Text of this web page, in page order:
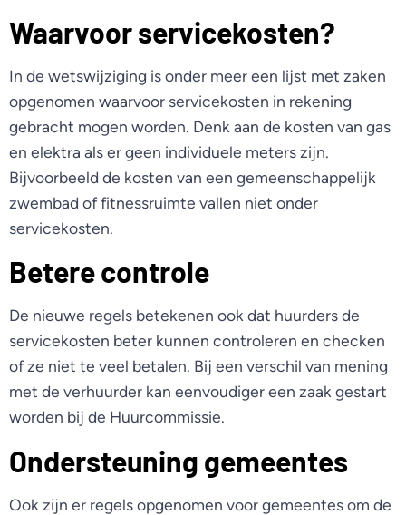
Waarvoor servicekosten?
In de wetswijziging is onder meer een lijst met zaken
opgenomen waarvoor servicekosten in rekening
gebracht mogen worden. Denk aan de kosten van gas
en elektra als er geen individuele meters zijn.
Bijvoorbeeld de kosten van een gemeenschappelijk
zwembad of fitnessruimte vallen niet onder
servicekosten.
Betere controle
De nieuwe regels betekenen ook dat huurders de
servicekosten beter kunnen controleren en checken
of ze niet te veel betalen. Bij een verschil van mening
met de verhuurder kan eenvoudiger een zaak gestart
worden bij de Huurcommissie.
Ondersteuning gemeentes
Ook zijn er regels opgenomen voor gemeentes om de